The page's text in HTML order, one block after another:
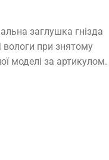
заглушка гнізда
вологи при знятому
моделі за артикулом.